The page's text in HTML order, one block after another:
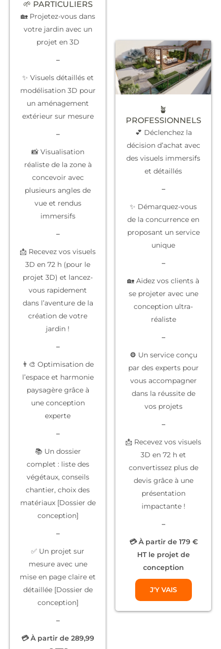
🌱 PARTICULIERS
🏡 Projetez-vous dans
votre jardin avec un
projet en 3D
–
✨ Visuels détaillés et
modélisation 3D pour
un aménagement
extérieur sur mesure
–
📸 Visualisation
réaliste de la zone à
concevoir avec
plusieurs angles de
vue et rendus
immersifs
–
📩 Recevez vos visuels
3D en 72 h (pour le
projet 3D) et lancez-
vous rapidement
dans l’aventure de la
création de votre
jardin !
–
👨‍🎨 Optimisation de
l’espace et harmonie
paysagère grâce à
une conception
experte
–
📚 Un dossier
complet : liste des
végétaux, conseils
chantier, choix des
matériaux [Dossier de
conception]
–
✅ Un projet sur
mesureavec une
mise en page claire et
détaillée [Dossier de
conception]
–
💳 À partir de 289,99
🪴
PROFESSIONNELS
💕 Déclenchez la
décision d’achat avec
des visuels immersifs
et détaillés
–
✨ Démarquez-vous
de la concurrence en
proposant un service
unique
–
🏡 Aidez vos clients à
se projeter avec une
conception ultra-
réaliste
–
⚙️ Un service conçu
par des expertspour
vous accompagner
dans la réussite de
vos projets
–
📩 Recevez vos visuels
3D en 72 h et
convertissez plus de
devis grâce à une
présentation
impactante !
–
💳 À partir de 179 €
HT le projet de
conception
J'Y VAIS